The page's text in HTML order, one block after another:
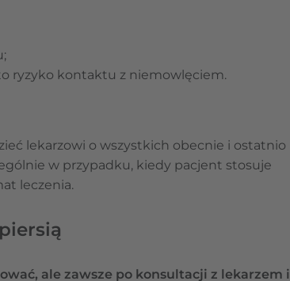
ryzyko kontaktu z niemowlęciem.
lekarzowi o wszystkich obecnie i ostatnio
w przypadku, kiedy pacjent stosuje
leczenia.
ale zawsze po konsultacji z lekarzem i